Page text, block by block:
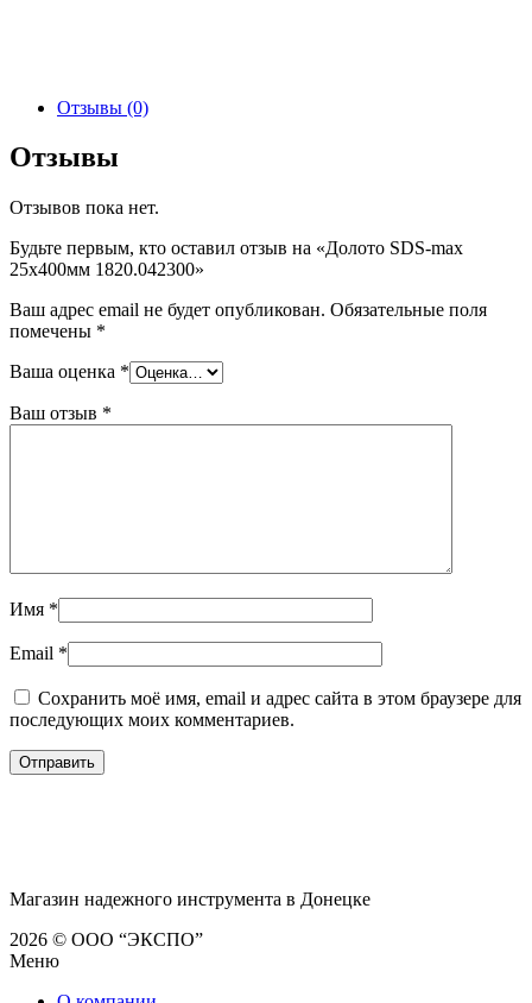
Отзывы (0)
Отзывы
Отзывов пока нет.
Будьте первым, кто оставил отзыв на «Долото SDS-max
25х400мм 1820.042300»
Ваш адрес email не будет опубликован. Обязательные поля
помечены *
Ваша оценка *
Ваш отзыв *
Имя *
Email *
Сохранить моё имя, email и адрес сайта в этом браузере для
последующих моих комментариев.
Магазин надежного инструмента в Донецке
2026 © ООО “ЭКСПО”
Меню